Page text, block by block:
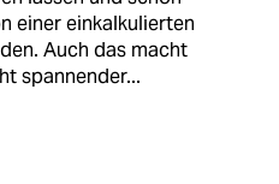
einer einkalkulierten
Auch das macht
spannender...